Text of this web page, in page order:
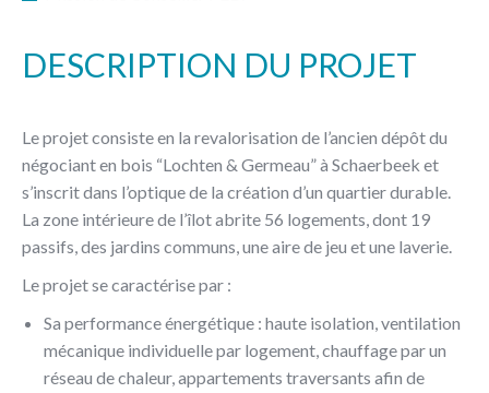
DESCRIPTION DU PROJET
Le projet consiste en la revalorisation de l’ancien dépôt du
négociant en bois “Lochten & Germeau” à Schaerbeek et
s’inscrit dans l’optique de la création d’un quartier durable.
La zone intérieure de l’îlot abrite 56 logements, dont 19
passifs, des jardins communs, une aire de jeu et une laverie.
Le projet se caractérise par :
Sa performance énergétique : haute isolation, ventilation
mécanique individuelle par logement, chauffage par un
réseau de chaleur, appartements traversants afin de